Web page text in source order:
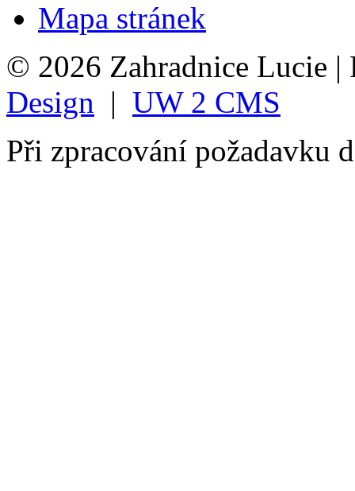
Mapa stránek
© 2026 Zahradnice Lucie |
Design | UW 2 CMS
Při zpracování požadavku